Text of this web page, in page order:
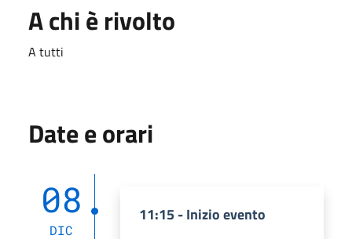
A chi è rivolto
A tutti
Date e orari
08
DIC
11:15 - Inizio evento